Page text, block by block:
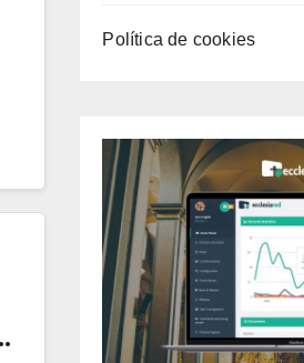
Política de cookies